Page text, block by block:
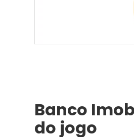
Banco
do jogo